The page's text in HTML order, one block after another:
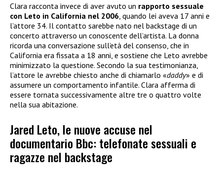
Clara racconta invece di aver avuto un rapporto sessuale
con Leto in California nel 2006 , quando lei aveva 17 anni e
l’attore 34. Il contatto sarebbe nato nel backstage di un
concerto attraverso un conoscente dell’artista. La donna
ricorda una conversazione sull’età del consenso, che in
California era fissata a 18 anni, e sostiene che Leto avrebbe
minimizzato la questione. Secondo la sua testimonianza,
l’attore le avrebbe chiesto anche di chiamarlo «daddy» e di
assumere un comportamento infantile. Clara afferma di
essere tornata successivamente altre tre o quattro volte
nella sua abitazione.
Jared Leto, le nuove accuse nel
documentario Bbc: telefonate sessuali e
ragazze nel backstage